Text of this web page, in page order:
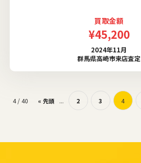
買取金額
¥45,200
2024年11月
群馬県高崎市来店査定
4 / 40 « 先頭 ... 2 3 4